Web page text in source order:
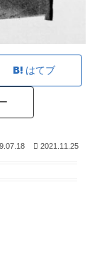
はてブ
2021.11.25